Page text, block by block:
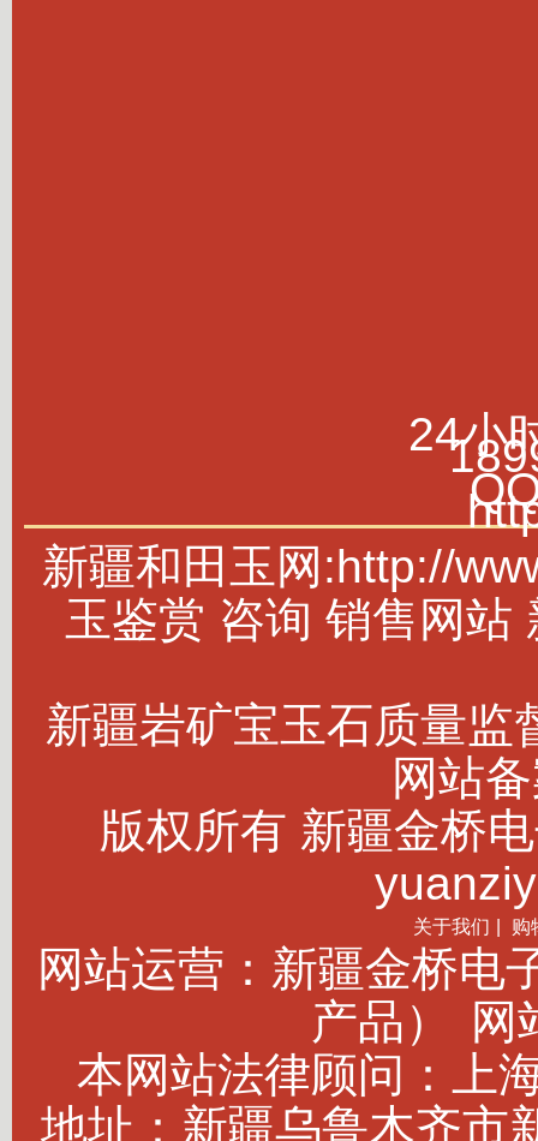
24小
新疆和田玉网:http://
玉鉴赏 咨询 销售网站
新疆岩矿宝玉石质量监
网站
版权所有 新疆金桥
关于我们 购
网站运营：新疆金桥电
产品）
网
本网站法律顾问：上
地址：新疆乌鲁木齐市